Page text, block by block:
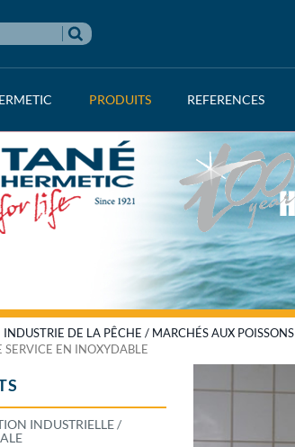
PRODUITS REFERENCES
INDUSTRIE DE LA PÊCHE / MARCHÉS AUX POISSONS
SERVICE EN INOXYDABLE
INDUSTRIELLE /